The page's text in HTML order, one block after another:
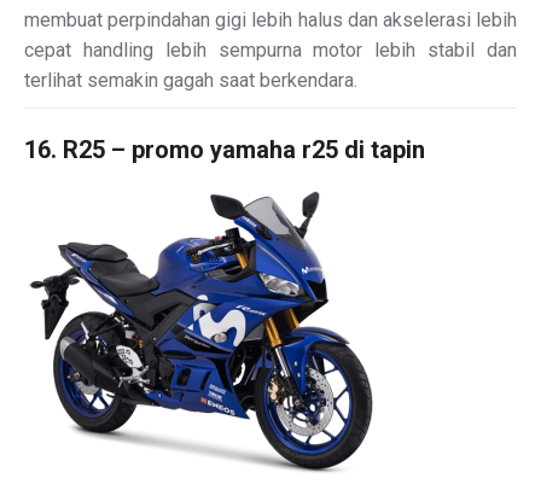
membuat perpindahan gigi lebih halus dan akselerasi lebih
cepat handling lebih sempurna motor lebih stabil dan
terlihat semakin gagah saat berkendara.
16. R25 – promo yamaha r25 di tapin